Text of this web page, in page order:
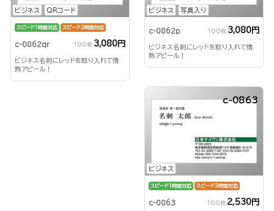
ビジネス QRコード
スピード1時間対応 スピード3時間対応
c-0862qr 100枚 3,080円
ビジネス名刺にレッドを取り入れて情
熱アピール！
ビジネス 写真入り
c-0862p 100枚 3,080円
ビジネス名刺にレッドを取り入れて情
熱アピール！
ビジネス
c-0863
スピード1時間対応 スピード3時間対応
c-0863 100枚 2,530円